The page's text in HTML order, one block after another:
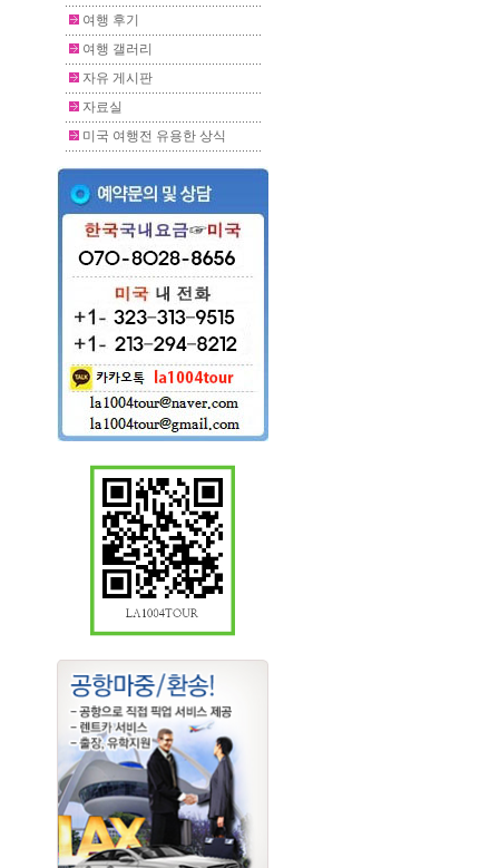
여행 후기
여행 갤러리
자유 게시판
자료실
미국 여행전 유용한 상식